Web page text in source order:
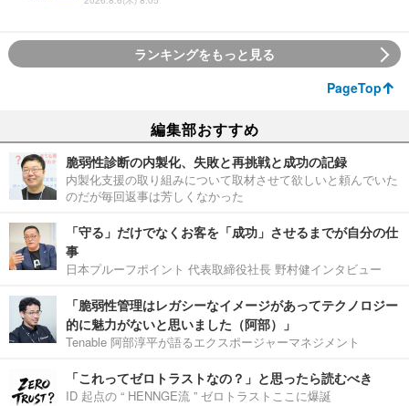
ランキングをもっと見る
PageTop
編集部おすすめ
脆弱性診断の内製化、失敗と再挑戦と成功の記録
内製化支援の取り組みについて取材させて欲しいと頼んでいた
のだが毎回返事は芳しくなかった
「守る」だけでなくお客を「成功」させるまでが自分の仕
事
日本プルーフポイント 代表取締役社長 野村健インタビュー
「脆弱性管理はレガシーなイメージがあってテクノロジー
的に魅力がないと思いました（阿部）」
Tenable 阿部淳平が語るエクスポージャーマネジメント
「これってゼロトラストなの？」と思ったら読むべき
ID 起点の “ HENNGE流 ” ゼロトラストここに爆誕